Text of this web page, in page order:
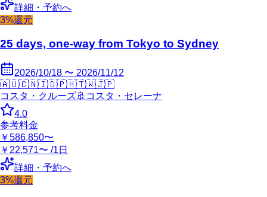
詳細・予約へ
3%還元
25 days, one-way from Tokyo to Sydney
2026/10/18 〜 2026/11/12
🇦🇺🇨🇳🇮🇩🇵🇭🇹🇼🇯🇵
コスタ・クルーズ🚢 コスタ・セレーナ
4.0
参考料金
￥586,850〜
￥22,571〜 /1日
詳細・予約へ
3%還元